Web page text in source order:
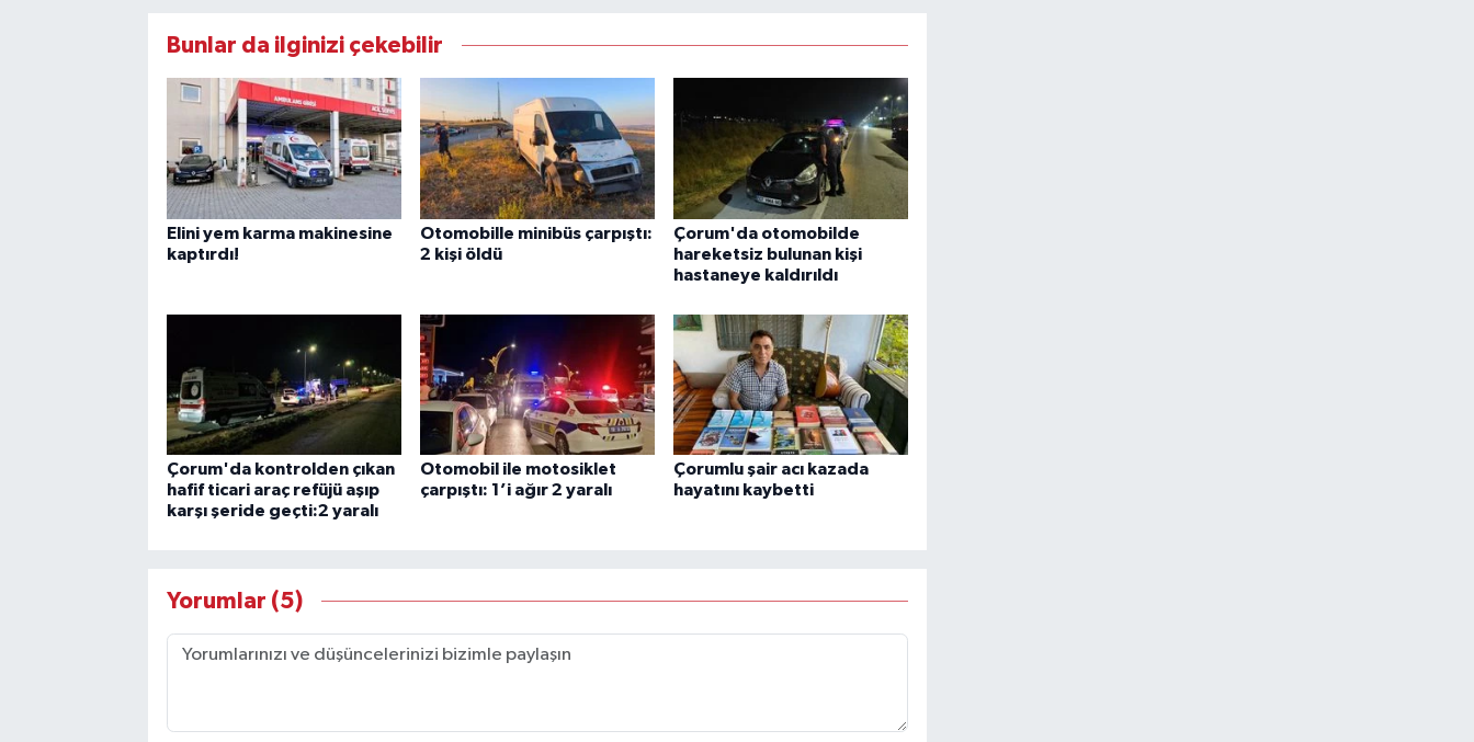
Bunlar da ilginizi çekebilir
Elini yem karma makinesine
kaptırdı!
Otomobille minibüs çarpıştı:
2 kişi öldü
Çorum'da otomobilde
hareketsiz bulunan kişi
hastaneye kaldırıldı
Çorum'da kontrolden çıkan
hafif ticari araç refüjü aşıp
karşı şeride geçti:2 yaralı
Otomobil ile motosiklet
çarpıştı: 1’i ağır 2 yaralı
Çorumlu şair acı kazada
hayatını kaybetti
Yorumlar (5)